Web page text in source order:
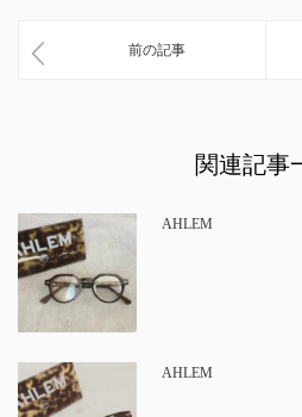
前の記事
関連記事
AHLEM
AHLEM